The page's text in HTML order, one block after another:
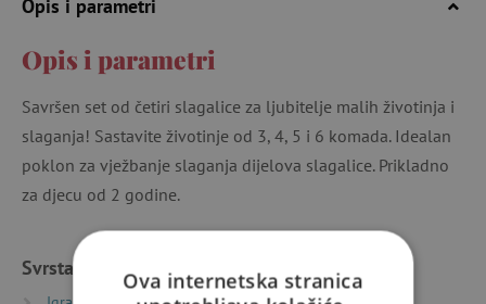
Opis i parametri
Opis i parametri
Savršen set od četiri slagalice za ljubitelje malih životinja i
slaganja! Sastavite životinje od 3, 4, 5 i 6 komada. Idealan
poklon za vježbanje slaganja dijelova slagalice. Prikladno
za djecu od 2 godine.
Svrstano u kategorije
Ova internetska stranica